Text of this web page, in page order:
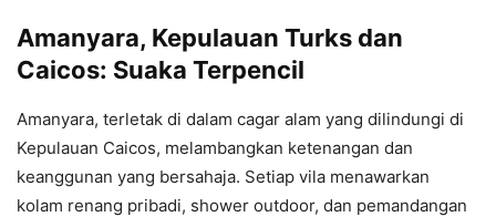
Amanyara, Kepulauan Turks dan
Caicos: Suaka Terpencil
Amanyara, terletak di dalam cagar alam yang dilindungi di
Kepulauan Caicos, melambangkan ketenangan dan
keanggunan yang bersahaja. Setiap vila menawarkan
kolam renang pribadi, shower outdoor, dan pemandangan